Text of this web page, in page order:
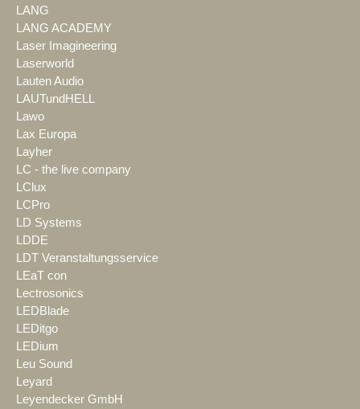
LANG
LANG ACADEMY
Laser Imagineering
Laserworld
Lauten Audio
LAUTundHELL
Lawo
Lax Europa
Layher
LC - the live company
LClux
LCPro
LD Systems
LDDE
LDT Veranstaltungsservice
LEaT con
Lectrosonics
LEDBlade
LEDitgo
LEDium
Leu Sound
Leyard
Leyendecker GmbH